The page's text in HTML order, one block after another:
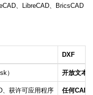
、LibreCAD、BricsCAD
DXF
） 开放文本
、获许可应用程序 任何CAD